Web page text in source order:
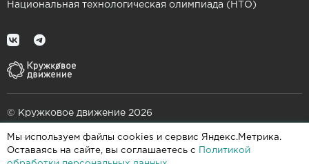
Мы используем файлы cookies и сервис Яндекс.Метрика.
Оставаясь на сайте, вы соглашаетесь с
Политикой
Национальная технологическая олимпиада (НТО)
© Кружковое движение 2026
При поддержке